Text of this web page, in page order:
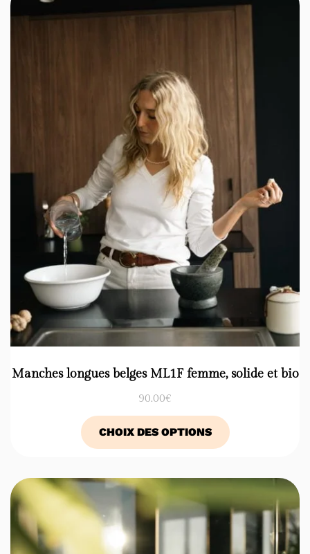
Manches longues belges ML1F femme, solide et bio
90.00€
CHOIX DES OPTIONS